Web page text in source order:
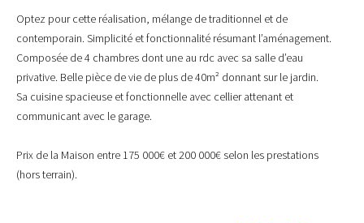
Optez pour cette réalisation, mélange de traditionnel et de
contemporain. Simplicité et fonctionnalité résumant l’aménagement.
Composée de 4 chambres dont une au rdc avec sa salle d’eau
privative. Belle pièce de vie de plus de 40m² donnant sur le jardin.
Sa cuisine spacieuse et fonctionnelle avec cellier attenant et
communicant avec le garage.
Prix de la Maison entre 175 000€ et 200 000€ selon les prestations
(hors terrain).